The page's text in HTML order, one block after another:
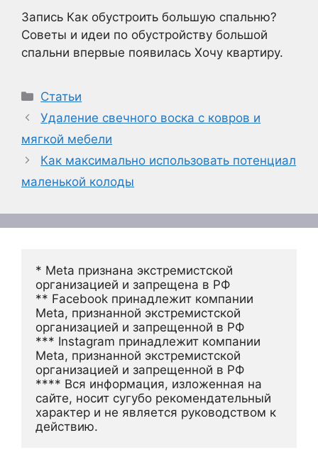
Запись Как обустроить большую спальню?
Советы и идеи по обустройству большой
спальни впервые появилась Хочу квартиру.
Рубрики
Статьи
Удаление свечного воска с ковров и
мягкой мебели
Как максимально использовать потенциал
маленькой колоды
* Meta признана экстремистской
организацией и запрещена в РФ
** Facebook принадлежит компании
Meta, признанной экстремистской
организацией и запрещенной в РФ
*** Instagram принадлежит компании
Meta, признанной экстремистской
организацией и запрещенной в РФ
**** Вся информация, изложенная на
сайте, носит сугубо рекомендательный
характер и не является руководством к
действию.